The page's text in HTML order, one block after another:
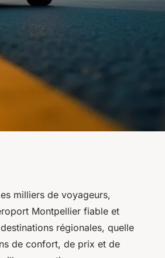
milliers de voyageurs,
Montpellier fiable et
régionales, quelle
de confort, de prix et de